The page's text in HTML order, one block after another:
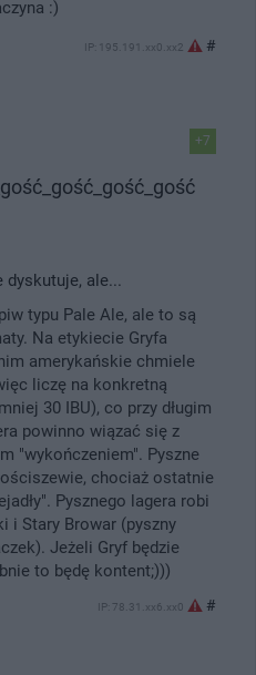
:)
IP: 195.191.xx0.xx2 #
+7
dyskutuje, ale...
typu Pale Ale, ale to są
Na etykiecie Gryfa
amerykańskie chmiele
liczę na konkretną
30 IBU), co przy długim
powinno wiązać się z
"wykończeniem". Pyszne
chociaż ostatnie
Pysznego lagera robi
i Stary Browar (pyszny
Jeżeli Gryf będzie
to będę kontent;)))
IP: 78.31.xx6.xx0 #